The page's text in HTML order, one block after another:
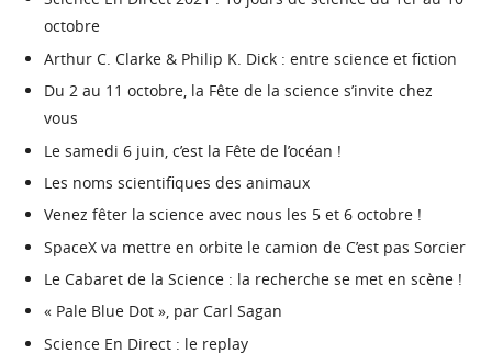
octobre
Arthur C. Clarke & Philip K. Dick : entre science et fiction
Du 2 au 11 octobre, la Fête de la science s’invite chez
vous
Le samedi 6 juin, c’est la Fête de l’océan !
Les noms scientifiques des animaux
Venez fêter la science avec nous les 5 et 6 octobre !
SpaceX va mettre en orbite le camion de C’est pas Sorcier
Le Cabaret de la Science : la recherche se met en scène !
« Pale Blue Dot », par Carl Sagan
Science En Direct : le replay